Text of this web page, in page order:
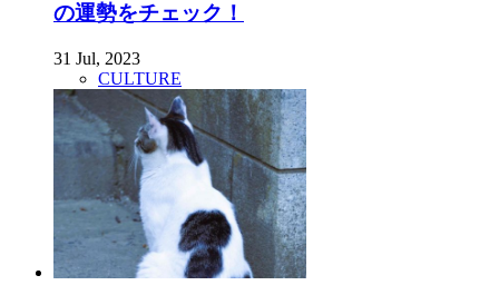
の運勢をチェック！
31 Jul, 2023
CULTURE